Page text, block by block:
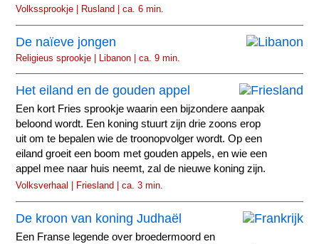
Volkssprookje | Rusland | ca. 6 min.
De naïeve jongen
Religieus sprookje | Libanon | ca. 9 min.
Het eiland en de gouden appel
Een kort Fries sprookje waarin een bijzondere aanpak
beloond wordt. Een koning stuurt zijn drie zoons erop
uit om te bepalen wie de troonopvolger wordt. Op een
eiland groeit een boom met gouden appels, en wie een
appel mee naar huis neemt, zal de nieuwe koning zijn.
Volksverhaal | Friesland | ca. 3 min.
De kroon van koning Judhaël
Een Franse legende over broedermoord en